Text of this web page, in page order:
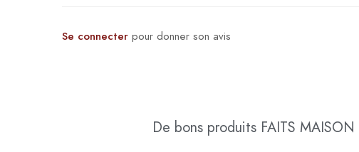
Se connecter pour donner son avis
De bons produits FAITS MAISON